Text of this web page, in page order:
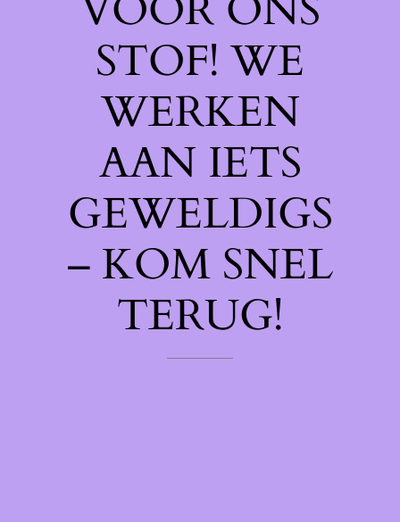
STOF! WE
WERKEN
AAN IETS
GEWELDIGS
– KOM SNEL
TERUG!